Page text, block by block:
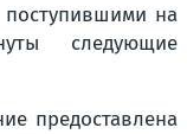
на
следующие
предоставлена